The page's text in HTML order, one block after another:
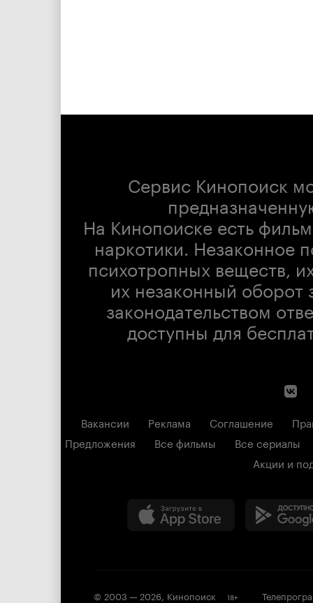
Сервис Кинопоиск
На Кинопоиске есть
наркотики. Незаконное
психотропных веществ,
их незаконный оборот
законодательством
доступны для
Вакансии Реклама Соглашение
Предложения
Все фильмы
Все сериалы
Акции и
© 2003 — 2026, Кинопоиск 18+